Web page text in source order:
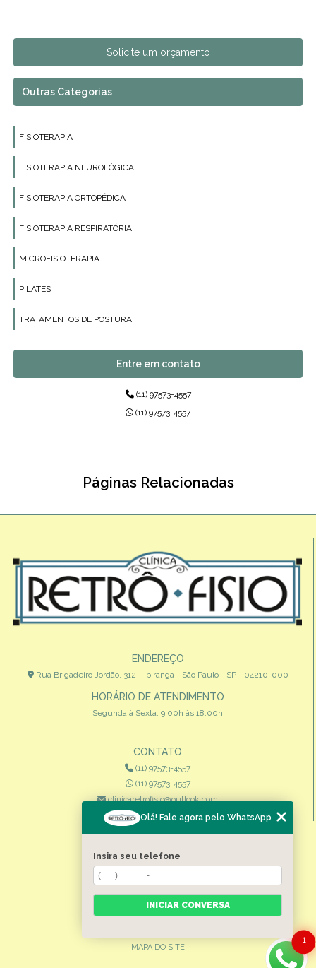
Solicite um orçamento
Outras Categorias
FISIOTERAPIA
FISIOTERAPIA NEUROLÓGICA
FISIOTERAPIA ORTOPÉDICA
FISIOTERAPIA RESPIRATÓRIA
MICROFISIOTERAPIA
PILATES
TRATAMENTOS DE POSTURA
Entre em contato
(11) 97573-4557
(11) 97573-4557
Páginas Relacionadas
ENDEREÇO
Rua Brigadeiro Jordão, 312 - Ipiranga - São Paulo - SP - 04210-000
HORÁRIO DE ATENDIMENTO
Segunda à Sexta: 9:00h às 18:00h
CONTATO
(11) 97573-4557
(11) 97573-4557
clinicaretrofisio@outlook.com
MENU
HOME
QUEM SOMOS
ESPECIALIDADES
CONTATO
MAPA DO SITE
1
Olá! Fale agora pelo WhatsApp
Insira seu telefone
INICIAR CONVERSA